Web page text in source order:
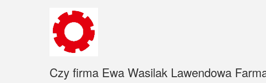
Czy firma Ewa Wasilak Lawendowa